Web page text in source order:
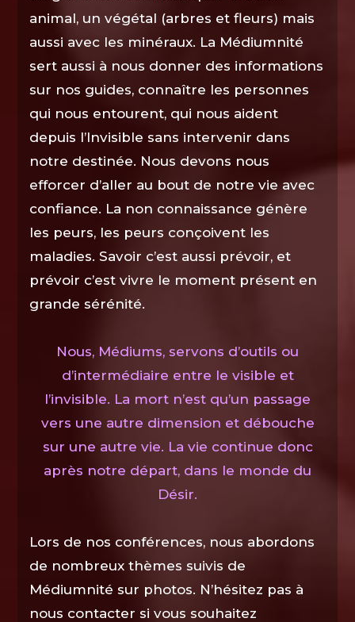
animal, un végétal (arbres et fleurs) mais
aussi avec les minéraux. La Médiumnité
sert aussi à nous donner des informations
sur nos guides, connaître les personnes
qui nous entourent, qui nous aident
depuis l’Invisible sans intervenir dans
notre destinée. Nous devons nous
efforcer d’aller au bout de notre vie avec
confiance. La non connaissance génère
les peurs, les peurs conçoivent les
maladies. Savoir c’est aussi prévoir, et
prévoir c’est vivre le moment présent en
grande sérénité.
Nous, Médiums, servons d’outils ou
d’intermédiaire entre le visible et
l’invisible. La mort n’est qu’un passage
vers une autre dimension et débouche
sur une autre vie. La vie continue donc
après notre départ, dans le monde du
Désir.
Lors de nos conférences, nous abordons
de nombreux thèmes suivis de
Médiumnité sur photos. N’hésitez pas à
nous contacter si vous souhaitez